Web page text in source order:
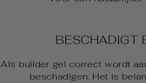
BESCHADIGT
Als builder gel correct wordt
beschadigen. Het is